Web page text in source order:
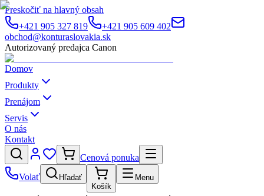
Preskočiť na hlavný obsah
+421 905 327 819
+421 905 609 402
obchod@konturaslovakia.sk
Autorizovaný predajca Canon
Domov
Produkty
Prenájom
Servis
O nás
Kontakt
Cenová ponuka
Volať
Hľadať
Košík
Menu